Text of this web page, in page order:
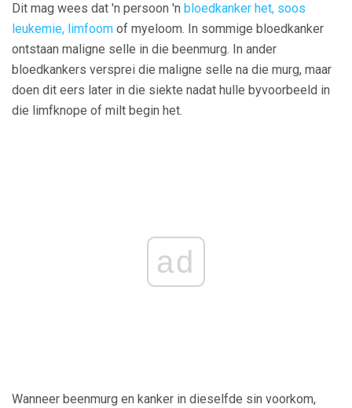
Dit mag wees dat 'n persoon 'n bloedkanker het, soos
leukemie, limfoom of myeloom. In sommige bloedkanker
ontstaan ​​maligne selle in die beenmurg. In ander
bloedkankers versprei die maligne selle na die murg, maar
doen dit eers later in die siekte nadat hulle byvoorbeeld in
die limfknope of milt begin het.
ad
Wanneer beenmurg en kanker in dieselfde sin voorkom,